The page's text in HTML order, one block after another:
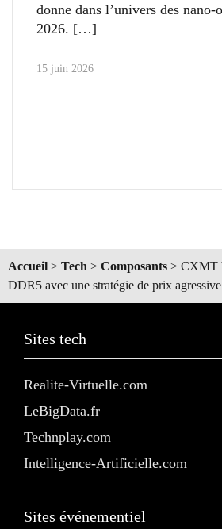
donne dans l’univers des nano-
2026.
15 juin 2026
Accueil > Tech > Composants > CXMT
DDR5 avec une stratégie de prix agressive
Sites tech
Realite-Virtuelle.com
LeBigData.fr
Technplay.com
Intelligence-Artificielle.com
Sites événementiel